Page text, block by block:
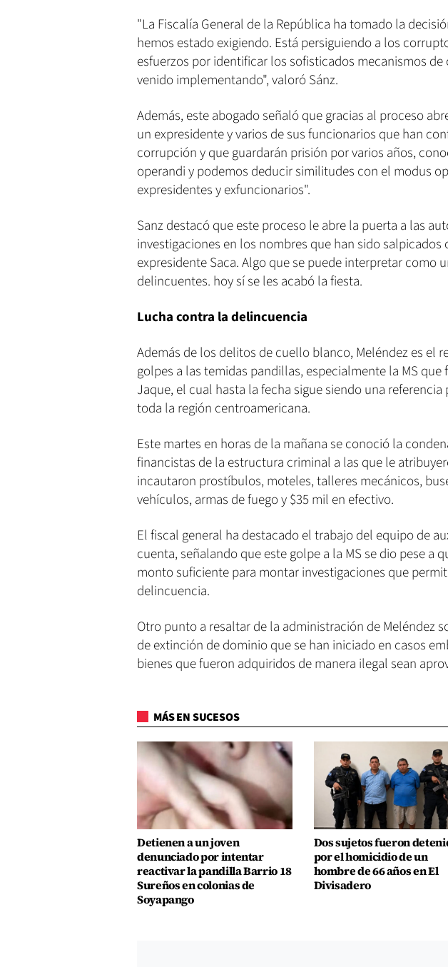
"La Fiscalía General de la República ha tomado la
hemos estado exigiendo. Está persiguiendo a los
esfuerzos por identificar los sofisticados mecanismos
venido implementando", valoró Sánz.
Además, este abogado señaló que gracias al proceso
un expresidente y varios de sus funcionarios que han
corrupción y que guardarán prisión por varios años,
operandi y podemos deducir similitudes con el modus
expresidentes y exfuncionarios".
Sanz destacó que este proceso le abre la puerta a las
investigaciones en los nombres que han sido salpicados
expresidente Saca. Algo que se puede interpretar como
delincuentes. hoy sí se les acabó la fiesta.
Lucha contra la delincuencia
Además de los delitos de cuello blanco, Meléndez es el
golpes a las temidas pandillas, especialmente la MS
Jaque, el cual hasta la fecha sigue siendo una
toda la región centroamericana.
Este martes en horas de la mañana se conoció la
financistas de la estructura criminal a las que le
incautaron prostíbulos, moteles, talleres mecánicos,
vehículos, armas de fuego y $35 mil en efectivo.
El fiscal general ha destacado el trabajo del equipo de
cuenta, señalando que este golpe a la MS se dio pese a
monto suficiente para montar investigaciones que
delincuencia.
Otro punto a resaltar de la administración de Meléndez
de extinción de dominio que se han iniciado en casos
bienes que fueron adquiridos de manera ilegal sean
MÁS EN SUCESOS
Detienen a un joven
denunciado por intentar
reactivar la pandilla Barrio 18
Sureños en colonias de
Soyapango
Dos sujetos fueron
por el homicidio de un
hombre de 66 años en El
Divisadero